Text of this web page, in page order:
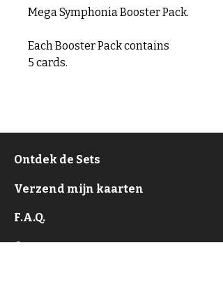
Mega Symphonia Booster Pack.
Each Booster Pack contains
5 cards.
Ontdek de Sets
Verzend mijn kaarten
F.A.Q.
Over